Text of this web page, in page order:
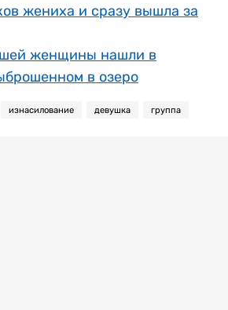
жениха и сразу вышла за
женщины нашли в
в озеро
изнасилование девушка группа